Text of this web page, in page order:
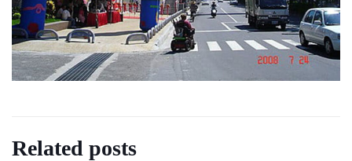
Related posts